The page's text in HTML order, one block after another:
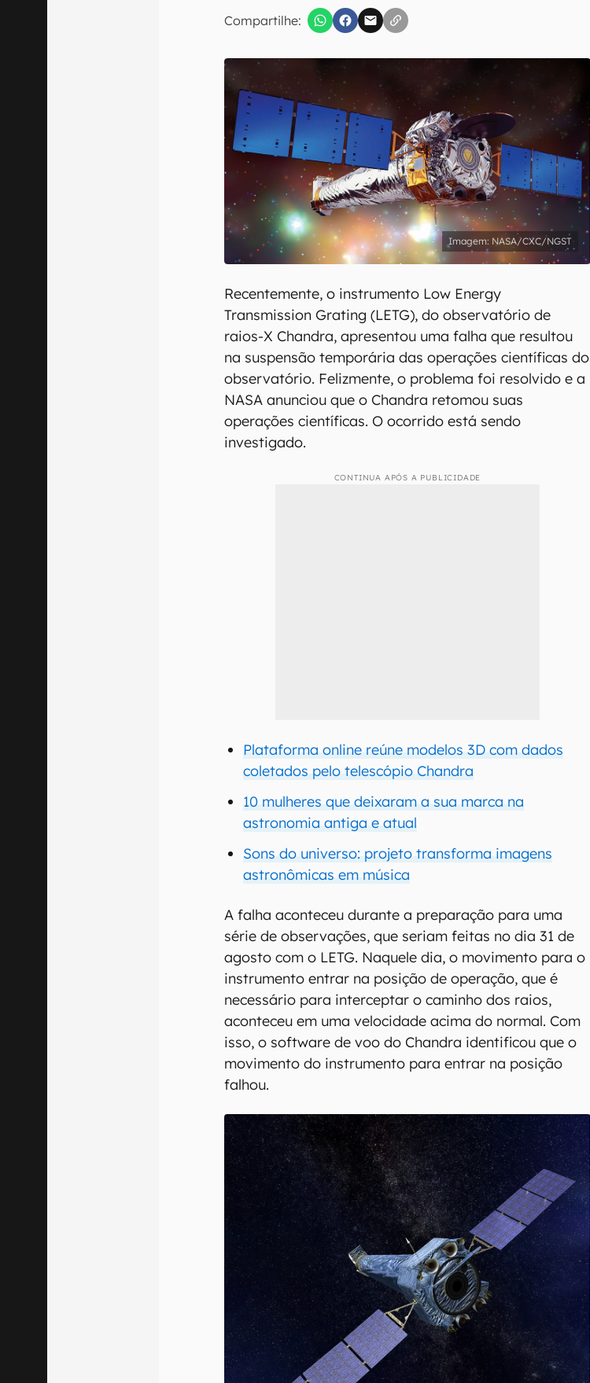
Compartilhe:
Confirmo que li, aceito e concordo com os
NASA/CXC/NGST
Recentemente, o instrumento Low Energy
Transmission Grating (LETG), do observatório de
raios-X Chandra, apresentou uma falha que resultou
na suspensão temporária das operações científicas do
observatório. Felizmente, o problema foi resolvido e a
NASA anunciou que o Chandra retomou suas
operações científicas. O ocorrido está sendo
investigado.
CONTINUA APÓS A PUBLICIDADE
Plataforma online reúne modelos 3D com dados
coletados pelo telescópio Chandra
10 mulheres que deixaram a sua marca na
astronomia antiga e atual
Sons do universo: projeto transforma imagens
astronômicas em música
A falha aconteceu durante a preparação para uma
série de observações, que seriam feitas no dia 31 de
agosto com o LETG. Naquele dia, o movimento para o
instrumento entrar na posição de operação, que é
necessário para interceptar o caminho dos raios,
aconteceu em uma velocidade acima do normal. Com
isso, o software de voo do Chandra identificou que o
movimento do instrumento para entrar na posição
falhou.